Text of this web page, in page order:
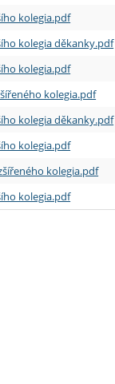
kolegia.pdf
kolegia děkanky.pdf
kolegia.pdf
kolegia.pdf
kolegia děkanky.pdf
kolegia.pdf
kolegia.pdf
kolegia.pdf